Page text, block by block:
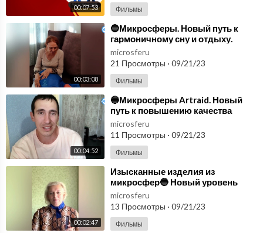
00:07:53 Фильмы
00:03:08
⁣🔵Микросферы. Новый путь к
гармоничному сну и отдыху.
Продукция Артрейд
микросферы🔵
microsferu
21 Просмотры · 09/21/23
Фильмы
00:04:52
⁣🔵Микросферы Artraid. Новый
путь к повышению качества
жизни🔵
microsferu
11 Просмотры · 09/21/23
Фильмы
00:02:47
⁣Изысканные изделия из
микросфер🔵 Новый уровень
комфорта и заботы о здоровье🔵
microsferu
13 Просмотры · 09/21/23
Фильмы